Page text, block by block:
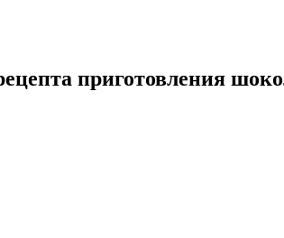
приготовления